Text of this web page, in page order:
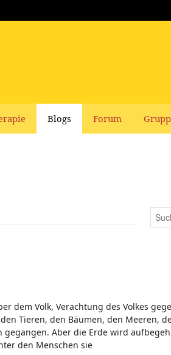
Blogs Forum
dem Volk, Verachtung des Volkes
Tieren, den Bäumen, den Meeren,
gegangen. Aber die Erde wird
den Menschen sie